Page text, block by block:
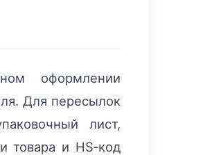
оформлении
Для пересылок
лист,
товара и HS‑код